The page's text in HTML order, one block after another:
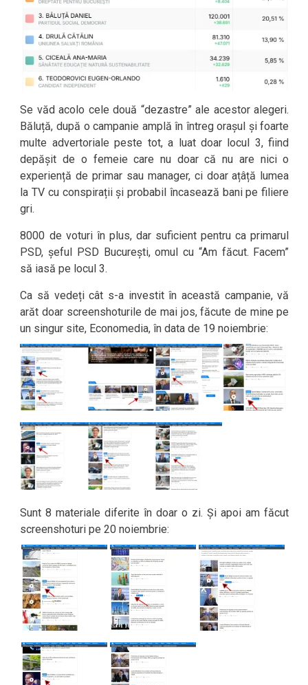
Se văd acolo cele două “dezastre” ale acestor alegeri.
Băluță, după o campanie amplă în întreg orașul și foarte
multe advertoriale peste tot, a luat doar locul 3, fiind
depășit de o femeie care nu doar că nu are nici o
experiență de primar sau manager, ci doar ațâță lumea
la TV cu conspirații și probabil încasează bani pe filiere
gri.
8000 de voturi în plus, dar suficient pentru ca primarul
PSD, șeful PSD București, omul cu “Am făcut. Facem”
să iasă pe locul 3.
Ca să vedeți cât s-a investit în această campanie, vă
arăt doar screenshoturile de mai jos, făcute de mine pe
un singur site, Economedia, în data de 19 noiembrie:
Sunt 8 materiale diferite în doar o zi. Și apoi am făcut
screenshoturi pe 20 noiembrie: